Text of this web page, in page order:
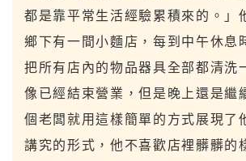
都是靠平常生活經驗累積來的。」
鄉下有一間小麵店，每到中午休息
把所有店內的物品器具全部都清洗
像已經結束營業，但是晚上還是繼
個老闆就用這樣簡單的方式展現了
講究的形式，他不喜歡店裡髒髒的